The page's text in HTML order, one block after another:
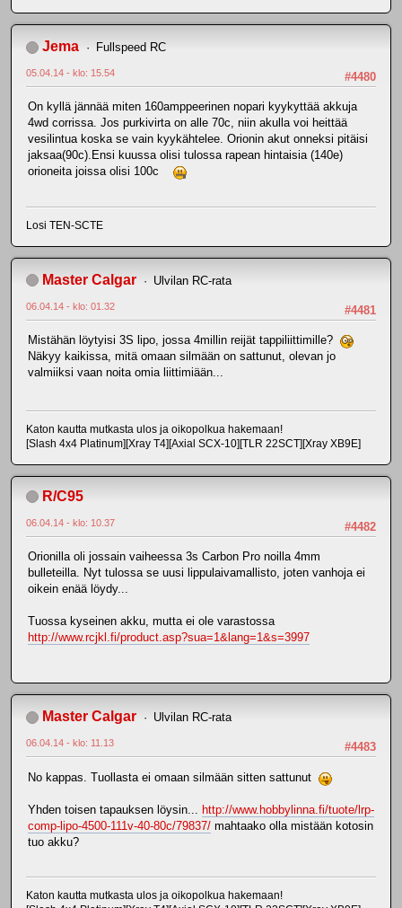
Jema Fullspeed RC
#4480
05.04.14 - klo: 15.54
On kyllä jännää miten 160amppeerinen nopari kyykyttää akkuja
4wd corrissa. Jos purkivirta on alle 70c, niin akulla voi heittää
vesilintua koska se vain kyykähtelee. Orionin akut onneksi pitäisi
jaksaa(90c).Ensi kuussa olisi tulossa rapean hintaisia (140e)
orioneita joissa olisi 100c
Losi TEN-SCTE
Master Calgar Ulvilan RC-rata
#4481
06.04.14 - klo: 01.32
Mistähän löytyisi 3S lipo, jossa 4millin reijät tappiliittimille?
Näkyy kaikissa, mitä omaan silmään on sattunut, olevan jo
valmiiksi vaan noita omia liittimiään...
Katon kautta mutkasta ulos ja oikopolkua hakemaan!
[Slash 4x4 Platinum][Xray T4][Axial SCX-10][TLR 22SCT][Xray XB9E]
R/C95
#4482
06.04.14 - klo: 10.37
Orionilla oli jossain vaiheessa 3s Carbon Pro noilla 4mm
bulleteilla. Nyt tulossa se uusi lippulaivamallisto, joten vanhoja ei
oikein enää löydy...
Tuossa kyseinen akku, mutta ei ole varastossa
http://www.rcjkl.fi/product.asp?sua=1&lang=1&s=3997
Master Calgar Ulvilan RC-rata
#4483
06.04.14 - klo: 11.13
No kappas. Tuollasta ei omaan silmään sitten sattunut
Yhden toisen tapauksen löysin... http://www.hobbylinna.fi/tuote/lrp-
comp-lipo-4500-111v-40-80c/79837/ mahtaako olla mistään kotosin
tuo akku?
Katon kautta mutkasta ulos ja oikopolkua hakemaan!